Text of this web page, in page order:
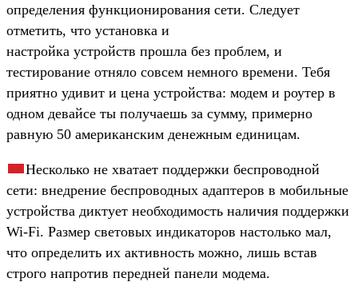
определения функционирования сети. Следует
отметить, что установка и
настройка устройств прошла без проблем, и
тестирование отняло совсем немного времени. Тебя
приятно удивит и цена устройства: модем и роутер в
одном девайсе ты получаешь за сумму, примерно
равную 50 американским денежным единицам.
Несколько не хватает поддержки беспроводной
сети: внедрение беспроводных адаптеров в мобильные
устройства диктует необходимость наличия поддержки
Wi-Fi. Размер световых индикаторов настолько мал,
что определить их активность можно, лишь встав
строго напротив передней панели модема.